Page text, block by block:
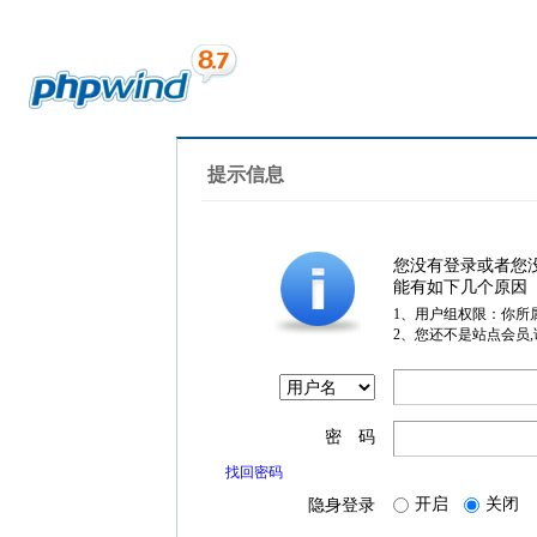
提示信息
您没有登录或者您
能有如下几个原因
1、用户组权限：你所
2、您还不是站点会员
密 码
找回密码
隐身登录 开启 关闭